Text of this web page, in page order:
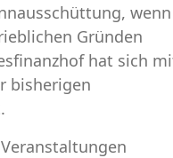
wenn
Gründen
hat sich
bisherigen